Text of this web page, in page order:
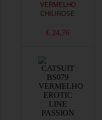
VERMELHO
CHILIROSE
€ 24,76